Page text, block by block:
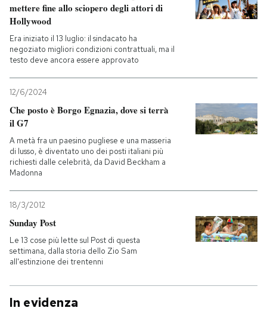
mettere fine allo sciopero degli attori di
Hollywood
Era iniziato il 13 luglio: il sindacato ha
negoziato migliori condizioni contrattuali, ma il
testo deve ancora essere approvato
12/6/2024
Che posto è Borgo Egnazia, dove si terrà
il G7
A metà fra un paesino pugliese e una masseria
di lusso, è diventato uno dei posti italiani più
richiesti dalle celebrità, da David Beckham a
Madonna
18/3/2012
Sunday Post
Le 13 cose più lette sul Post di questa
settimana, dalla storia dello Zio Sam
all'estinzione dei trentenni
In evidenza